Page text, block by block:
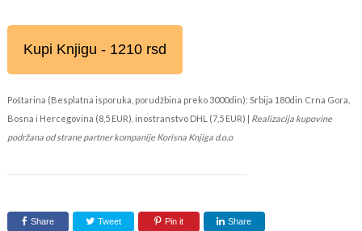
Kupi Knjigu - 1210 rsd
Poštarina (Besplatna isporuka, porudžbina preko 3000din): Srbija 180din Crna Gora,
Bosna i Hercegovina (8,5 EUR), inostranstvo DHL (7,5 EUR) | Realizacija kupovine
podržana od strane partner kompanije Korisna Knjiga d.o.o
Share Tweet Pin it Share